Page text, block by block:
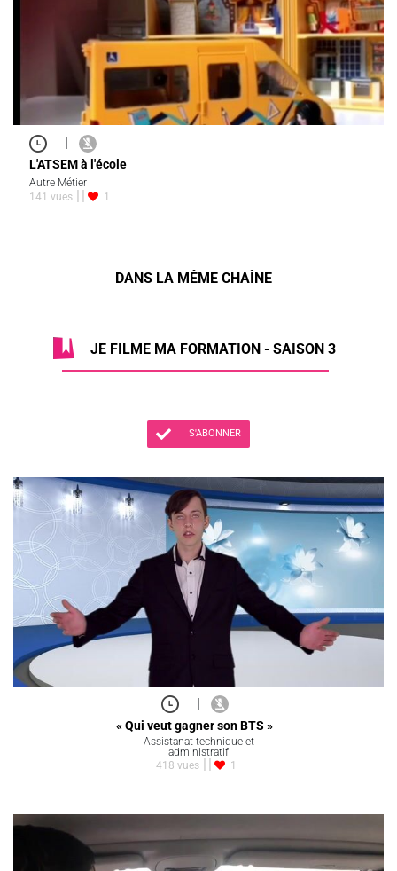
|
L'ATSEM à l'école
Autre Métier
141 vues
1
DANS LA MÊME CHAÎNE
JE FILME MA FORMATION - SAISON 3
S'ABONNER
|
« Qui veut gagner son BTS »
Assistanat technique et
administratif
418 vues
1